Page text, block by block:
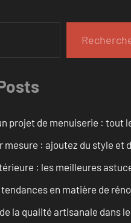
projet de menuiserie : tout
mesure : ajoutez du style et
: les meilleures
en matière de
la qualité artisanale dans